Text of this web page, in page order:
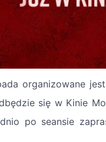
organizowane
odbędzie się w Kinie
po seansie